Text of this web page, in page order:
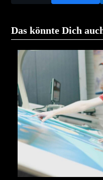
Das könnte Dich